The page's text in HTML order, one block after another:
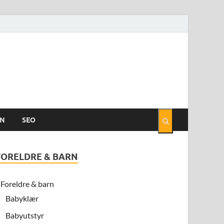
SEO
& BARN
Foreldre & barn
Babyklær
Babyutstyr